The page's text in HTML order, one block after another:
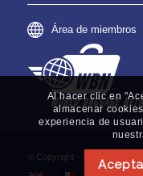
Área de miembros
© Copyright - World Baggage
Al hacer clic en
almacenar
experiencia de